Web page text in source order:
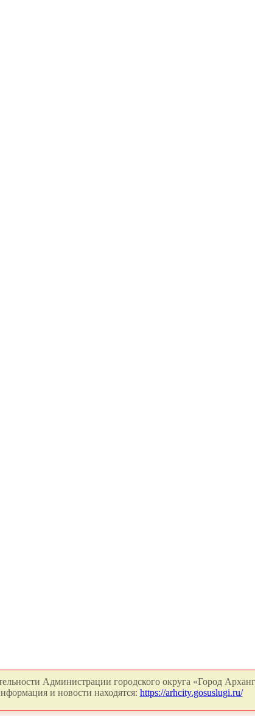
Администрации городского округа «Город
и новости находятся: https://arhcity.gosuslugi.ru/